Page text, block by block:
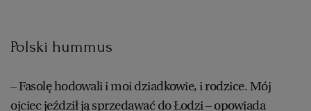
Polski hummus
– Fasolę hodowali i moi dziadkowie, i rodzice. Mój
ojciec jeździł ją sprzedawać do Łodzi – opowiada